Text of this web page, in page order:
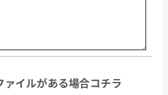
ァイルがある場合コチラ